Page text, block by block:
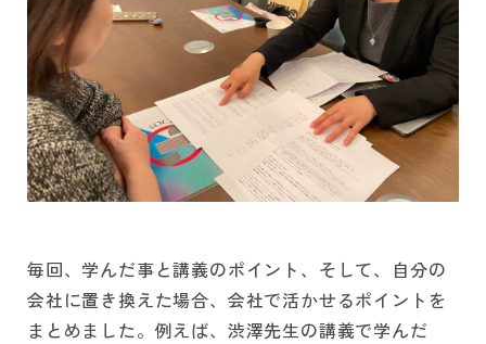
毎回、学んだ事と講義のポイント、そして、自分の
会社に置き換えた場合、会社で活かせるポイントを
まとめました。例えば、渋澤先生の講義で学んだ